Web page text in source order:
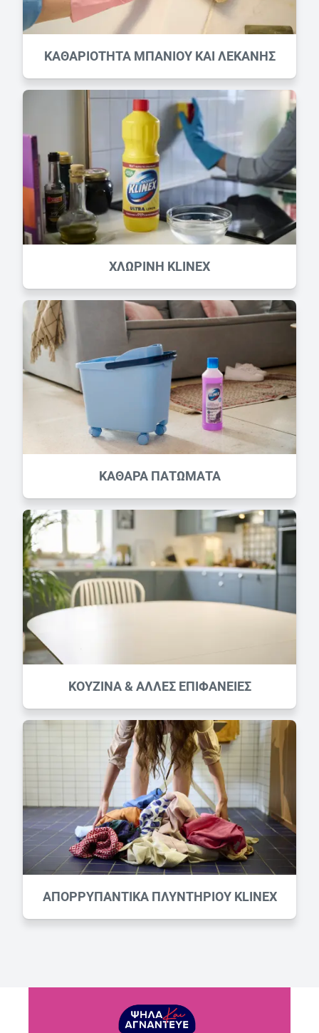
ΚΑΘΑΡIOΤΗΤΑ ΜΠAΝΙΟΥ ΚΑΙ ΛΕΚAΝΗΣ
ΧΛΩΡΙΝΗ KLINEX
ΚΑΘΑΡΑ ΠΑΤΩΜΑΤΑ
ΚΟΥΖΙΝΑ & ΑΛΛΕΣ ΕΠΙΦΑΝΕΙΕΣ
ΑΠΟΡΡΥΠΑΝΤΙΚΑ ΠΛΥΝΤΗΡΙΟΥ KLINEX